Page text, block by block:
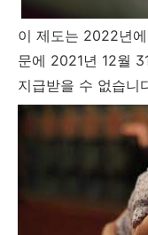
이 제도는 2022년
문에 2021년 12월
지급받을 수 없습니